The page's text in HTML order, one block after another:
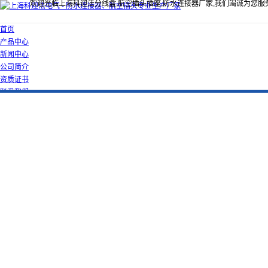
欢迎光临上海科迎法分线盒,航空插头插座,防水连接器厂家,我们竭诚为您服
首页
产品中心
新闻中心
公司简介
资质证书
联系我们